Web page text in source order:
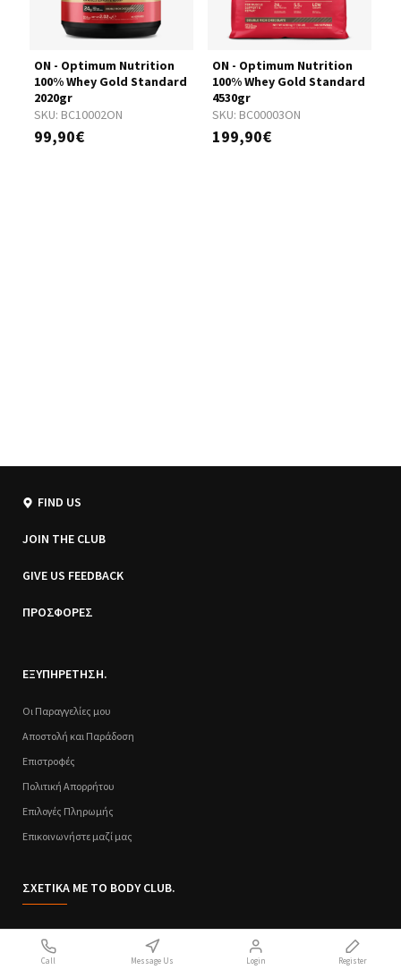
SKU: BC10002ON
ON - Optimum Nutrition
100% Whey Gold Standard
2020gr
99,90€
SKU: BC00003ON
ON - Optimum Nutrition
100% Whey Gold Standard
4530gr
199,90€
FIND US
JOIN THE CLUB
GIVE US FEEDBACK
ΠΡΟΣΦΟΡΕΣ
ΕΞΥΠΗΡΕΤΗΣΗ.
Οι Παραγγελίες μου
Αποστολή και Παράδοση
Επιστροφές
Πολιτική Απορρήτου
Επιλογές Πληρωμής
Επικοινωνήστε μαζί μας
ΣΧΕΤΙΚΑ ΜΕ ΤΟ BODY CLUB.
Call Message Us Login Register